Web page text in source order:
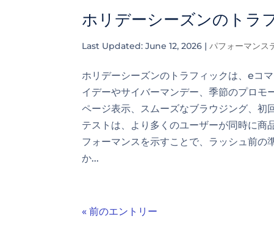
ホリデーシーズンのトラ
Last Updated: June 12, 2026 |パフォーマンス
ホリデーシーズンのトラフィックは、eコ
イデーやサイバーマンデー、季節のプロモ
ページ表示、スムーズなブラウジング、初
テストは、より多くのユーザーが同時に
フォーマンスを示すことで、ラッシュ前
か...
« 前のエントリー